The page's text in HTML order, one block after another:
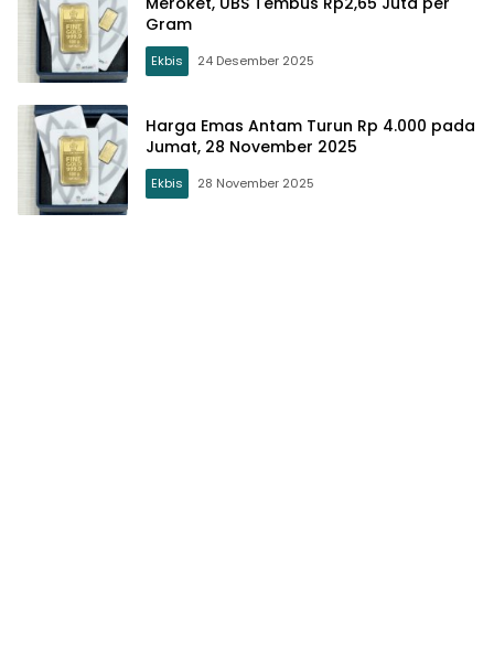
Gram
Ekbis 24 Desember 2025
Harga Emas Antam Turun Rp 4.000 pada
Jumat, 28 November 2025
Ekbis 28 November 2025